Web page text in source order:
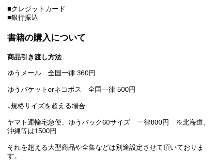
■クレジットカード
■銀行振込
書籍の購入について
商品引き渡し方法
ゆうメール 全国一律 360円
ゆうパケットorネコポス 全国一律 500円
↓規格サイズを超える場合
ヤマト運輸宅急便、ゆうパック60サイズ 一律800円 ※北海道、
沖縄等は1500円
それを超える大型商品や全集などは別途設定させて頂いておりま
す。